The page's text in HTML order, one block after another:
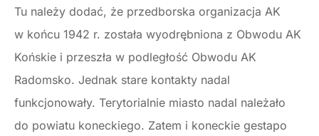
Tu należy dodać, że przedborska organizacja AK
w końcu 1942 r. została wyodrębniona z Obwodu AK
Końskie i przeszła w podległość Obwodu AK
Radomsko. Jednak stare kontakty nadal
funkcjonowały. Terytorialnie miasto nadal należało
do powiatu koneckiego. Zatem i koneckie gestapo